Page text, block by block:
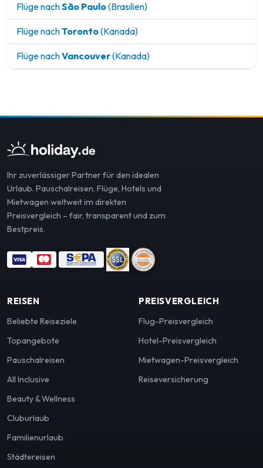
Flüge nachSão Paulo(Brasilien)
Flüge nachToronto(Kanada)
Flüge nachVancouver(Kanada)
Ihr zuverlässiger Partner für den idealen
Urlaub. Pauschalreisen, Flüge, Hotels und
Mietwagen weltweit im direkten
Preisvergleich – fair, transparent und zum
Bestpreis.
REISEN
Beliebte Reiseziele
Topangebote
Pauschalreisen
All Inclusive
Beauty & Wellness
Cluburlaub
Familienurlaub
Städtereisen
PREISVERGLEICH
Flug-Preisvergleich
Hotel-Preisvergleich
Mietwagen-Preisvergleich
Reiseversicherung